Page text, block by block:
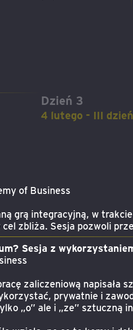
Dzień 3
4 lutego - III dzień
of Business
grą integracyjną, w
zbliża. Sesja pozwoli
Sesja z
zaliczeniową napisała
prywatnie i
„o” ale i „ze” sztuczną